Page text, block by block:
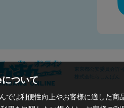
東京都公安委員会許
株式会社らしんばん
ついて
では利便性向上やお客様に適した商